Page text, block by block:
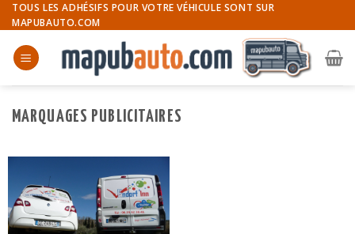
Skip
to
content
TOUS LES ADHÉSIFS POUR VOTRE VÉHICULE SONT SUR
MAPUBAUTO.COM
MARQUAGES PUBLICITAIRES